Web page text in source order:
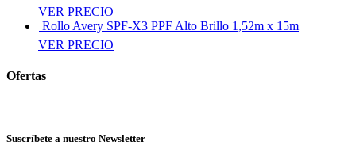
VER PRECIO
Rollo Avery SPF-X3 PPF Alto Brillo 1,52m x 15m
VER PRECIO
Ofertas
Suscríbete a nuestro Newsletter